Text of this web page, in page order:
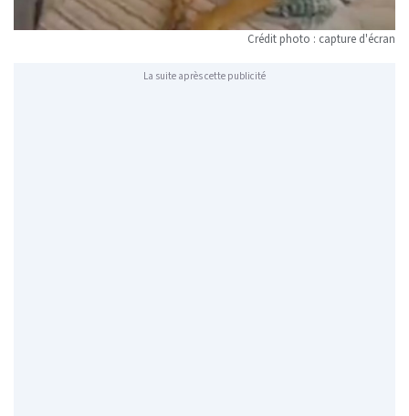
Crédit photo : capture d'écran
La suite après cette publicité